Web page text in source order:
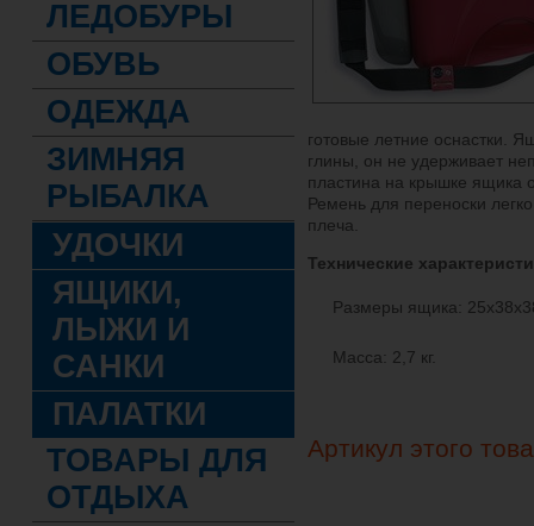
ЛЕДОБУРЫ
ОБУВЬ
ОДЕЖДА
ЗИМНЯЯ
РЫБАЛКА
УДОЧКИ
ЯЩИКИ,
ЛЫЖИ И
САНКИ
ПАЛАТКИ
ТОВАРЫ ДЛЯ
ОТДЫХА
готовые летние оснастки.
глины, он не удерживает
пластина на крышке ящика
Ремень для переноски
плеча.
Технические
Размеры ящика:
Масса: 2,7 кг.
Артикул этого